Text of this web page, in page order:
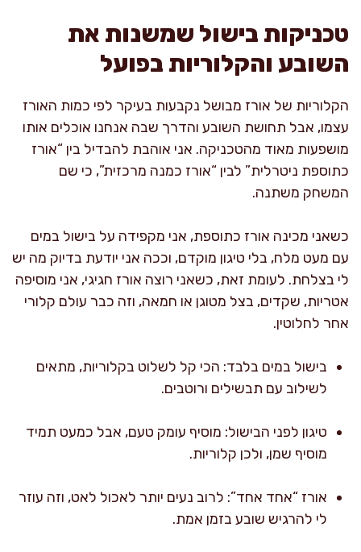
טכניקות בישול שמשנות את
השובע והקלוריות בפועל
הקלוריות של אורז מבושל נקבעות בעיקר לפי כמות האורז
עצמו, אבל תחושת השובע והדרך שבה אנחנו אוכלים אותו
מושפעות מאוד מהטכניקה. אני אוהבת להבדיל בין “אורז
כתוספת ניטרלית” לבין “אורז כמנה מרכזית”, כי שם
המשחק משתנה.
כשאני מכינה אורז כתוספת, אני מקפידה על בישול במים
עם מעט מלח, בלי טיגון מוקדם, וככה אני יודעת בדיוק מה יש
לי בצלחת. לעומת זאת, כשאני רוצה אורז חגיגי, אני מוסיפה
אטריות, שקדים, בצל מטוגן או חמאה, וזה כבר עולם קלורי
אחר לחלוטין.
בישול במים בלבד: הכי קל לשלוט בקלוריות, מתאים
לשילוב עם תבשילים ורוטבים.
טיגון לפני הבישול: מוסיף עומק טעם, אבל כמעט תמיד
מוסיף שמן, ולכן קלוריות.
אורז “אחד אחד”: לרוב נעים יותר לאכול לאט, וזה עוזר
לי להרגיש שובע בזמן אמת.